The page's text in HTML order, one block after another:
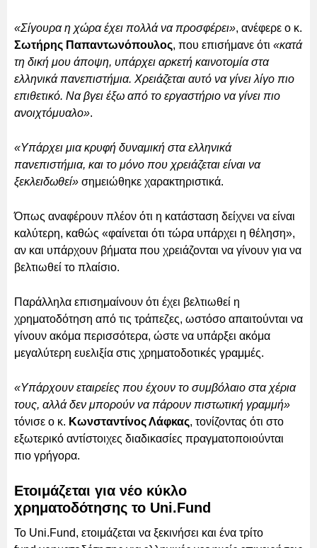
«Σίγουρα η χώρα έχει πολλά να προσφέρει», ανέφερε ο κ.
Σωτήρης Παπαντωνόπουλος, που επισήμανε ότι «κατά
τη δική μου άποψη, υπάρχει αρκετή καινοτομία στα
ελληνικά πανεπιστήμια. Χρειάζεται αυτό να γίνει λίγο πιο
επιθετικό. Να βγει έξω από το εργαστήριο να γίνει πιο
ανοιχτόμυαλο».
«Υπάρχει μια κρυφή δυναμική στα ελληνικά
πανεπιστήμια, και το μόνο που χρειάζεται είναι να
ξεκλειδωθεί» σημειώθηκε χαρακτηριστικά.
Όπως αναφέρουν πλέον ότι η κατάσταση δείχνει να είναι
καλύτερη, καθώς «φαίνεται ότι τώρα υπάρχει η θέληση»,
αν και υπάρχουν βήματα που χρειάζονται να γίνουν για να
βελτιωθεί το πλαίσιο.
Παράλληλα επισημαίνουν ότι έχει βελτιωθεί η
χρηματοδότηση από τις τράπεζες, ωστόσο απαιτούνται να
γίνουν ακόμα περισσότερα, ώστε να υπάρξει ακόμα
μεγαλύτερη ευελιξία στις χρηματοδοτικές γραμμές.
«Υπάρχουν εταιρείες που έχουν το συμβόλαιο στα χέρια
τους, αλλά δεν μπορούν να πάρουν πιστωτική γραμμή»
τόνισε ο κ. Κωνσταντίνος Λάφκας, τονίζοντας ότι στο
εξωτερικό αντίστοιχες διαδικασίες πραγματοποιούνται
πιο γρήγορα.
Ετοιμάζεται για νέο κύκλο
χρηματοδότησης το Uni.Fund
Το Uni.Fund, ετοιμάζεται να ξεκινήσει και ένα τρίτο